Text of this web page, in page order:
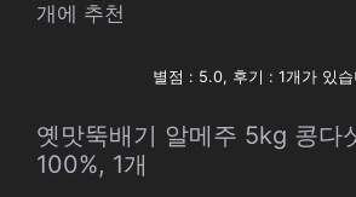
개에 추천
별점 : 5.0, 후기 : 1개가 있습
옛맛뚝배기 알메주 5kg 콩다
100%, 1개